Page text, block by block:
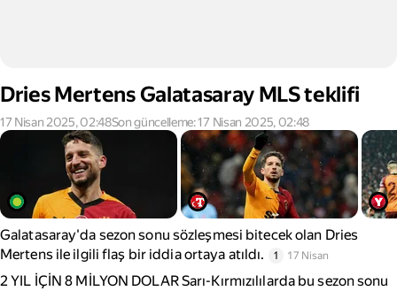
Dries Mertens Galatasaray MLS teklifi
17 Nisan 2025, 02:48Son güncelleme: 17 Nisan 2025, 02:48
Galatasaray'da sezon sonu sözleşmesi bitecek olan Dries
Mertens ile ilgili flaş bir iddia ortaya atıldı.
1 17 Nisan
2 YIL İÇİN 8 MİLYON DOLAR Sarı-Kırmızılılarda bu sezon sonu